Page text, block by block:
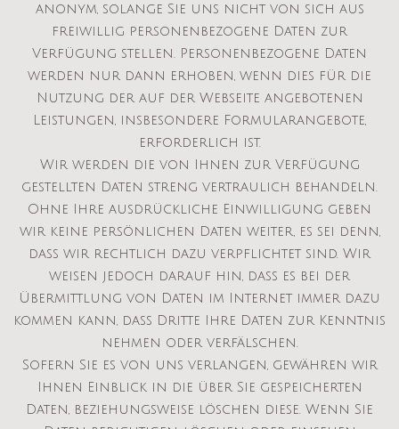
anonym, solange Sie uns nicht von sich aus
freiwillig personenbezogene Daten zur
Verfügung stellen. Personenbezogene Daten
werden nur dann erhoben, wenn dies für die
Nutzung der auf der Webseite angebotenen
Leistungen, insbesondere Formularangebote,
erforderlich ist.
Wir werden die von Ihnen zur Verfügung
gestellten Daten streng vertraulich behandeln.
Ohne Ihre ausdrückliche Einwilligung geben
wir keine persönlichen Daten weiter, es sei denn,
dass wir rechtlich dazu verpflichtet sind. Wir
weisen jedoch darauf hin, dass es bei der
Übermittlung von Daten im Internet immer dazu
kommen kann, dass Dritte Ihre Daten zur Kenntnis
nehmen oder verfälschen.
Sofern Sie es von uns verlangen, gewähren wir
Ihnen Einblick in die über Sie gespeicherten
Daten, beziehungsweise löschen diese. Wenn Sie